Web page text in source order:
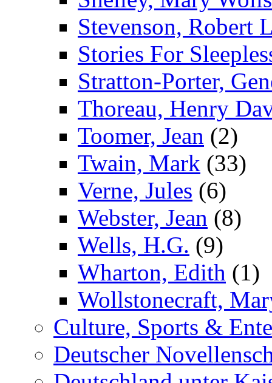
Stevenson, Robert
Stories For
Stratton-Porter,
Thoreau, Henry
Toomer, Jean (2)
Twain, Mark (33)
Verne, Jules (6)
Webster, Jean (8)
Wells, H.G. (9)
Wharton, Edith (1)
Wollstonecraft,
Culture, Sports &
Deutscher